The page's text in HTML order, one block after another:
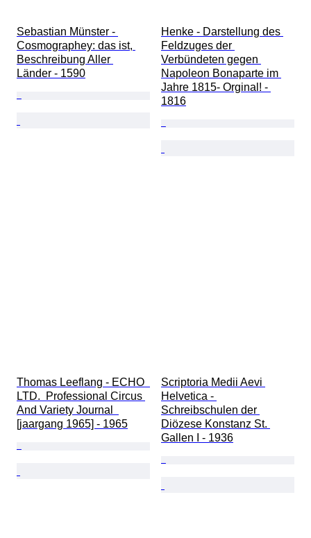
Sebastian Münster -
Cosmographey: das ist,
Beschreibung Aller
Länder - 1590
Henke - Darstellung des
Feldzuges der
Verbündeten gegen
Napoleon Bonaparte im
Jahre 1815- Orginal! -
1816
Thomas Leeflang - ECHO
LTD.  Professional Circus
And Variety Journal
[jaargang 1965] - 1965
Scriptoria Medii Aevi
Helvetica -
Schreibschulen der
Diözese Konstanz St.
Gallen I - 1936